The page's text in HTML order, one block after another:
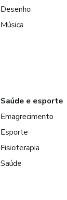
Desenho
Música
Saúde e esporte
Emagrecimento
Esporte
Fisioterapia
Saúde